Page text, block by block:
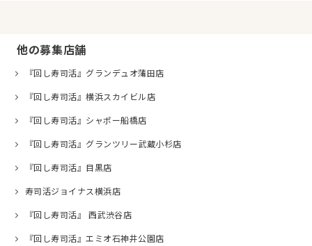
他の募集店舗
『回し寿司活』グランデュオ蒲田店
『回し寿司活』横浜スカイビル店
『回し寿司活』シャポー船橋店
『回し寿司活』グランツリー武蔵小杉店
『回し寿司活』目黒店
寿司活ジョイナス横浜店
『回し寿司活』 西武渋谷店
『回し寿司活』エミオ石神井公園店